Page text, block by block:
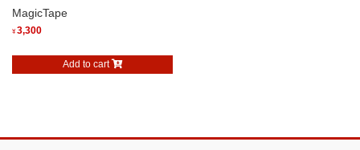
MagicTape
¥3,300
Add to cart